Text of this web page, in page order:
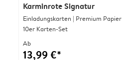
Karminrote Signatur
Einladungskarten | Premium Papier
10er Karten-Set
Ab
13,99 €*